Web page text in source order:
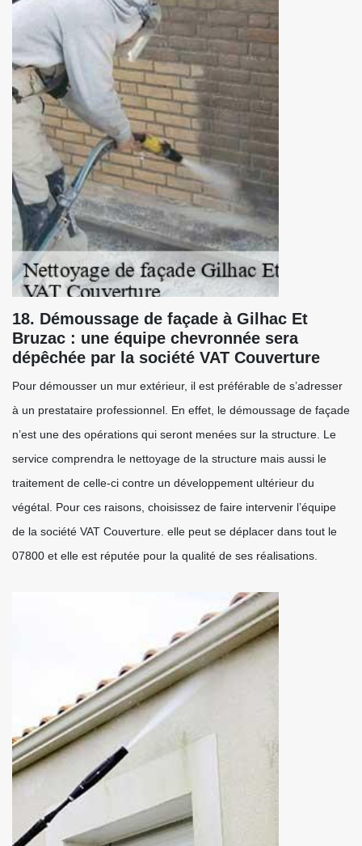
18. Démoussage de façade à Gilhac Et
Bruzac : une équipe chevronnée sera
dépêchée par la société VAT Couverture
Pour démousser un mur extérieur, il est préférable de s’adresser
à un prestataire professionnel. En effet, le démoussage de façade
n’est une des opérations qui seront menées sur la structure. Le
service comprendra le nettoyage de la structure mais aussi le
traitement de celle-ci contre un développement ultérieur du
végétal. Pour ces raisons, choisissez de faire intervenir l’équipe
de la société VAT Couverture. elle peut se déplacer dans tout le
07800 et elle est réputée pour la qualité de ses réalisations.